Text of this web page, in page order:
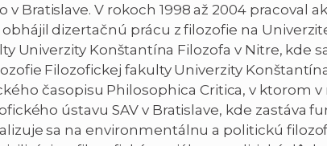
Bratislave. V rokoch 1998 až 2004 pracoval
dizertačnú prácu z filozofie na
Univerzity Konštantína Filozofa v Nitre, kde
Filozofickej fakulty Univerzity
časopisu Philosophica Critica, v ktorom v
ústavu SAV v Bratislave, kde zastáva
sa na environmentálnu a politickú